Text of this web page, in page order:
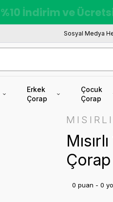
İndirim ve
Sosyal Medya
Erkek
Çorap
Çocuk
Çorap
MISIRLI
Çorap
0 puan - 0